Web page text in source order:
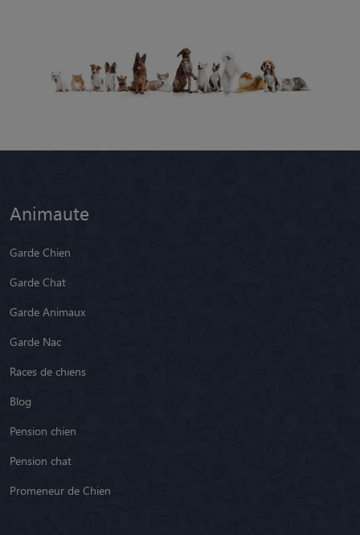
Animaute
Garde Chien
Garde Chat
Garde Animaux
Garde Nac
Races de chiens
Blog
Pension chien
Pension chat
Promeneur de Chien